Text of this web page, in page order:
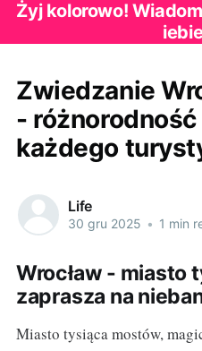
Żyj kolorowo!
Zwiedzanie
-
każdego
Life
30 gru 2025 • 1 min
Wrocław - miasto
zaprasza na
Miasto tysiąca mostów,